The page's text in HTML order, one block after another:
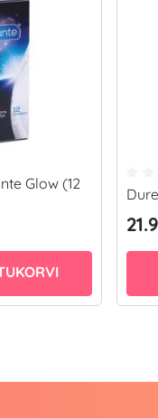
Glow (12